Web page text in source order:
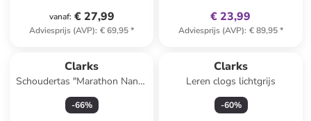
vanaf: € 27,99
Adviesprijs (AVP): € 69,95*
€ 23,99
Adviesprijs (AVP): € 89,95*
Clarks
Schoudertas "Marathon Nano"
zwart - (B)11 x (H)18 x (D)4,5
cm
-66%
Clarks
Leren clogs lichtgrijs
-60%